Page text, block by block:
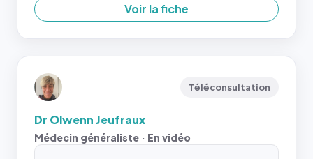
Voir la fiche
Téléconsultation
Dr Olwenn Jeufraux
Médecin généraliste · En vidéo